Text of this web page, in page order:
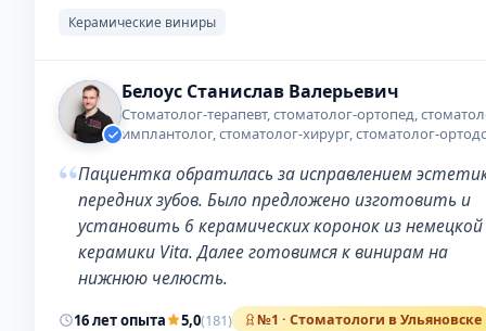
Керамические виниры
Белоус Станислав Валерьевич
Стоматолог-терапевт, стоматолог-ортопед,
имплантолог, стоматолог-хирург, стоматолог-
“Пациентка обратилась за исправлением
передних зубов. Было предложено изготовить и
установить 6 керамических коронок из немецкой
керамики Vita. Далее готовимся к винирам на
нижнюю челюсть.
16 лет опыта 5,0(181) №1 · Стоматологи в Ульяновске